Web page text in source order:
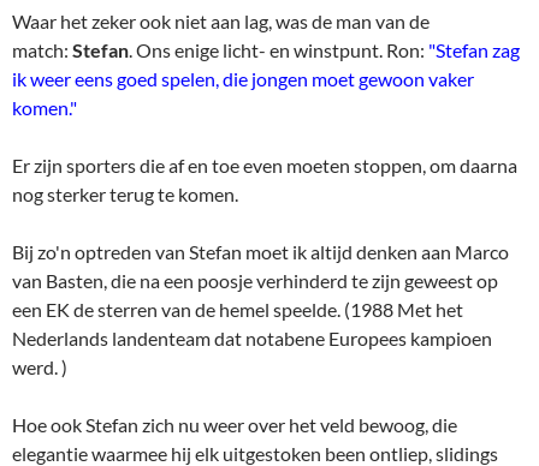
Waar het zeker ook niet aan lag, was de man van de
match: Stefan. Ons enige licht- en winstpunt. Ron: "Stefan zag
ik weer eens goed spelen, die jongen moet gewoon vaker
komen."
Er zijn sporters die af en toe even moeten stoppen, om daarna
nog sterker terug te komen.
Bij zo'n optreden van Stefan moet ik altijd denken aan Marco
van Basten, die na een poosje verhinderd te zijn geweest op
een EK de sterren van de hemel speelde. (1988 Met het
Nederlands landenteam dat notabene Europees kampioen
werd. )
Hoe ook Stefan zich nu weer over het veld bewoog, die
elegantie waarmee hij elk uitgestoken been ontliep, slidings